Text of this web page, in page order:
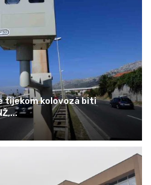
tijekom kolovoza biti